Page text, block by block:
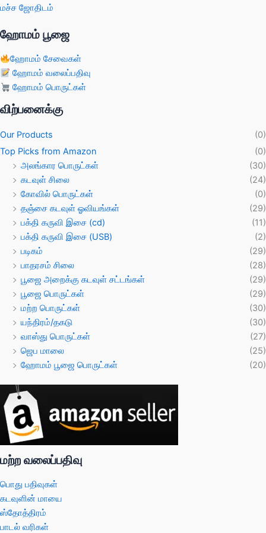
மச்ச ஜோதிடம்
ஹோமம் பூஜை
ஹோமம் சேவைகள்
ஹோமம் வலைப்பதிவு
ஹோமம் பொருட்கள்
விற்பனைக்கு
Our Products
(0)
Top Picks from Amazon
(0)
அலங்கார பொருட்கள்
(30)
கடவுள் சிலை
(24)
கோவில் பொருட்கள்
(0)
தஞ்சை கடவுள் ஓவியங்கள்
(29)
பக்தி கருவி இசை (cd)
(11)
பக்தி கருவி இசை (USB)
(2)
படிகம்
(29)
பாதரசம் சிலை
(28)
பூஜை அறைக்கு கடவுள் சட்டங்கள்
(29)
பூஜை பொருட்கள்
(29)
மற்ற பொருட்கள்
(30)
யந்திரம்/தகடு
(30)
வாஸ்து பொருட்கள்
(27)
ஜெப மாலை
(25)
ஹோமம் பூஜை பொருட்கள்
(20)
மற்ற வலைப்பதிவு
பொது பதிவுகள்
கடவுளின் மாயை
ஸ்தோத்திரம்
பாடல் வரிகள்